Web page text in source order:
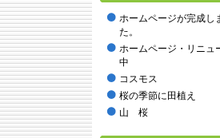
2015年8月
2015年7月
2015年6月
2015年5月
2015年2月
2014年12月
ホームページが完成し
た。
ホームページ・リニュ
中
コスモス
桜の季節に田植え
山 桜